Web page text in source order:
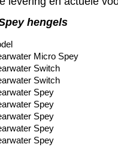
hengels
Micro Spey
Switch
Switch
Spey
Spey
Spey
Spey
Spey